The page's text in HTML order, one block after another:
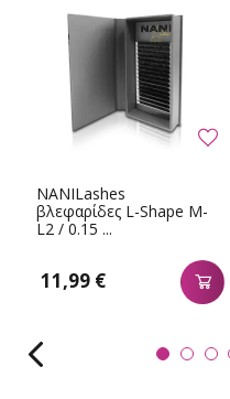
NANILashes
βλεφαρίδες L-Shape M-
L2 / 0.15 ...
11,99 €